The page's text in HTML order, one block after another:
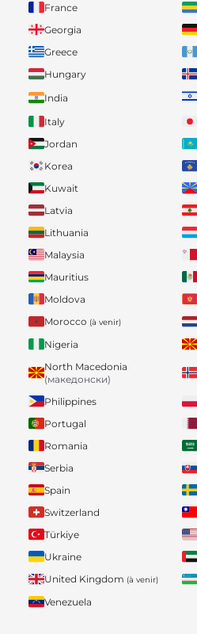
France
Georgia
Greece
Hungary
India
Italy
Jordan
Korea
Kuwait
Latvia
Lithuania
Malaysia
Mauritius
Moldova
Morocco (à venir)
Nigeria
North Macedonia
(македонски)
Philippines
Portugal
Romania
Serbia
Spain
Switzerland
Türkiye
Ukraine
United Kingdom (à venir)
Venezuela